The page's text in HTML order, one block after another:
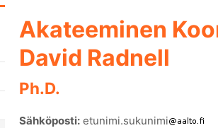
Akateeminen
David Radnell
Ph.D.
Sähköposti: etunimi.sukunimi